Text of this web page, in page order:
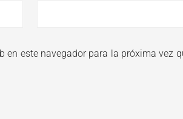
en este navegador para la próxima vez